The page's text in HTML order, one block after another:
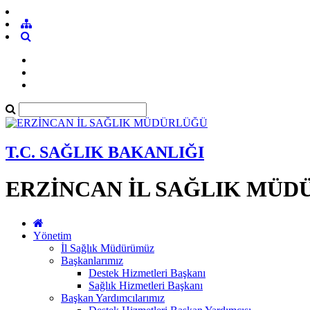
T.C. SAĞLIK BAKANLIĞI
ERZİNCAN İL SAĞLIK
Yönetim
İl Sağlık Müdürümüz
Başkanlarımız
Destek Hizmetleri Başkanı
Sağlık Hizmetleri Başkanı
Başkan Yardımcılarımız